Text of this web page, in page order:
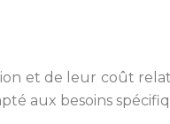
et de leur coût
aux besoins